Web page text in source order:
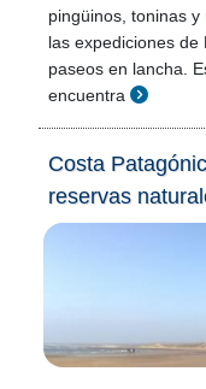
pingüinos, toninas
las expediciones
paseos en lancha.
encuentra
Costa
reservas